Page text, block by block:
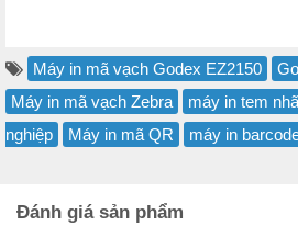
Máy in mã vạch Godex EZ2150
Máy in mã vạch Zebra
máy in tem
nghiệp
Máy in mã QR máy in
Đánh giá sản phẩm